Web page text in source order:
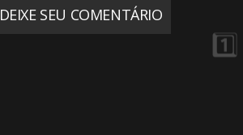
DEIXE SEU COMENTÁRIO